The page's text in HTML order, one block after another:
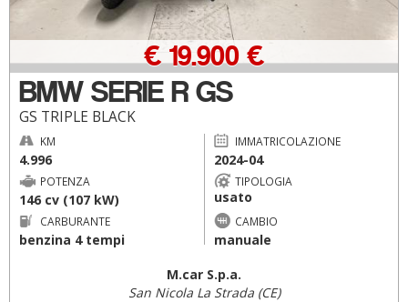
BMW SERIE R GS
GS TRIPLE BLACK
€ 19.900 €
KM
4.996
IMMATRICOLAZIONE
2024-04
POTENZA
146 cv (107 kW)
TIPOLOGIA
usato
CARBURANTE
benzina 4 tempi
CAMBIO
manuale
M.car S.p.a.
San Nicola La Strada (CE)